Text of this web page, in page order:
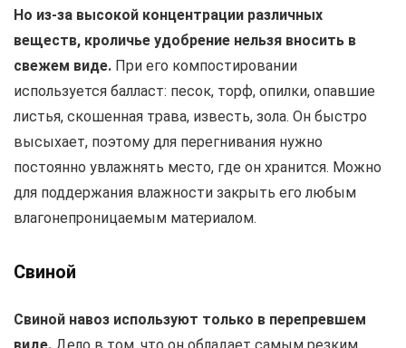
Но из-за высокой концентрации различных
веществ, кроличье удобрение нельзя вносить в
свежем виде. При его компостировании
используется балласт: песок, торф, опилки, опавшие
листья, скошенная трава, известь, зола. Он быстро
высыхает, поэтому для перегнивания нужно
постоянно увлажнять место, где он хранится. Можно
для поддержания влажности закрыть его любым
влагонепроницаемым материалом.
Свиной
Свиной навоз используют только в перепревшем